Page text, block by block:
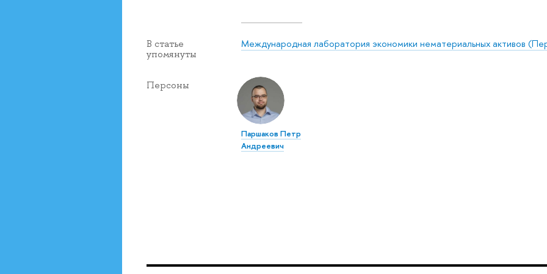
В статье
упомянуты
Международная лаборатория экономики нематериальных активов
Персоны
Паршаков Петр
Андреевич